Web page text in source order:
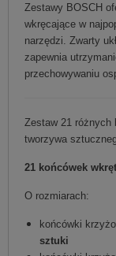
Zestawy BOSCH
wkręcające w
narzędzi. Zwarty
zapewnia
przechowywaniu
Zestaw 21 różnych
tworzywa
21 końcówek
O rozmiarach:
końcówki
sztuki